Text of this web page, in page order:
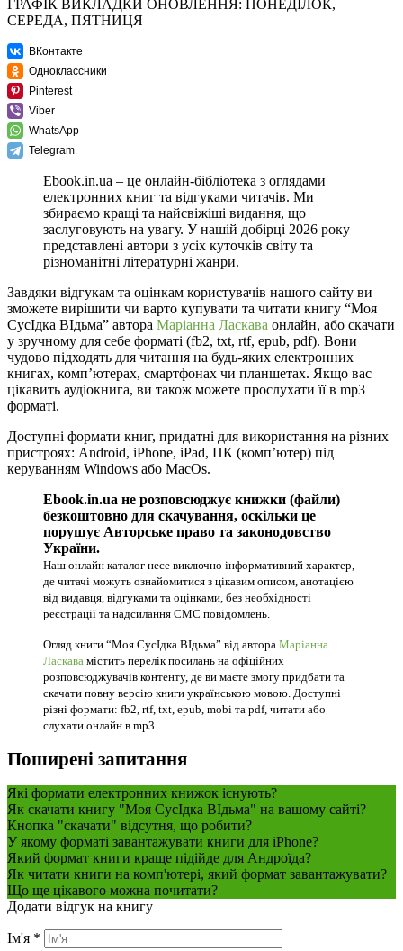
ГРАФІК ВИКЛАДКИ ОНОВЛЕННЯ: ПОНЕДІЛОК,
СЕРЕДА, ПЯТНИЦЯ
ВКонтакте
Одноклассники
Pinterest
Viber
WhatsApp
Telegram
Ebook.in.ua – це онлайн-бібліотека з оглядами
електронних книг та відгуками читачів. Ми
збираємо кращі та найсвіжіші видання, що
заслуговують на увагу. У нашій добірці 2026 року
представлені автори з усіх куточків світу та
різноманітні літературні жанри.
Завдяки відгукам та оцінкам користувачів нашого сайту ви
зможете вирішити чи варто купувати та читати книгу “Моя
СусІдка ВІдьма” автора Маріанна Ласкава онлайн, або скачати
у зручному для себе форматі (fb2, txt, rtf, epub, pdf). Вони
чудово підходять для читання на будь-яких електронних
книгах, комп’ютерах, смартфонах чи планшетах. Якщо вас
цікавить аудіокнига, ви також можете прослухати її в mp3
форматі.
Доступні формати книг, придатні для використання на різних
пристроях: Android, iPhone, iPad, ПК (комп’ютер) під
керуванням Windows або MacOs.
Ebook.in.ua не розповсюджує книжки (файли)
безкоштовно для скачування, оскільки це
порушує Авторське право та законодовство
України.
Наш онлайн каталог несе виключно інформативний характер,
де читачі можуть ознайомитися з цікавим описом, анотацією
від видавця, відгуками та оцінками, без необхідності
реєстрації та надсилання СМС повідомлень.
Огляд книги “Моя СусІдка ВІдьма” від автора Маріанна
Ласкава містить перелік посилань на офіційних
розповсюджувачів контенту, де ви маєте змогу придбати та
скачати повну версію книги українською мовою. Доступні
різні формати: fb2, rtf, txt, epub, mobi та pdf, читати або
слухати онлайн в mp3.
Поширені запитання
Які формати електронних книжок існують?
Як скачати книгу "Моя СусІдка ВІдьма" на вашому сайті?
Кнопка "скачати" відсутня, що робити?
У якому форматі завантажувати книги для iPhone?
Який формат книги краще підійде для Андроїда?
Як читати книги на комп'ютері, який формат завантажувати?
Що ще цікавого можна почитати?
Додати відгук на книгу
Ім'я *